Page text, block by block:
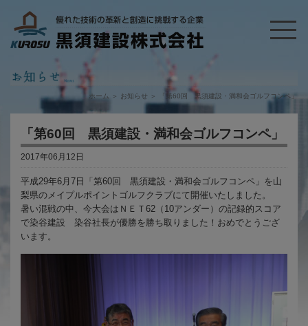
ホーム ＞ お知らせ ＞ 「第60回 黒須建設・満和会ゴルフコンペ」
「第60回 黒須建設・満和会ゴルフコンペ」
2017年06月12日
平成29年6月7日「第60回 黒須建設・満和会ゴルフコンペ」を山
梨県のメイプルポイントゴルフクラブにて開催いたしました。
暑い混戦の中、今大会はＮＥＴ62（10アンダー）の記録的スコア
で染谷建設 染谷社長が優勝を勝ち取りました！おめでとうござ
います。